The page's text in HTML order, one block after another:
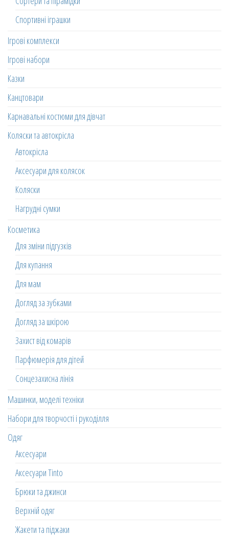
Спортивні іграшки
Ігрові комплекси
Ігрові набори
Казки
Канцтовари
Карнавальні костюми для дівчат
Коляски та автокрісла
Автокрісла
Аксесуари для колясок
Коляски
Нагрудні сумки
Косметика
Для зміни підгузків
Для купання
Для мам
Догляд за зубками
Догляд за шкірою
Захист від комарів
Парфюмерія для дітей
Сонцезахисна лінія
Машинки, моделі техніки
Набори для творчості і рукоділля
Одяг
Аксесуари
Аксесуари Tinto
Брюки та джинси
Верхній одяг
Жакети та піджаки